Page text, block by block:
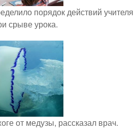
порядок действий учителя
срыве урока.
от медузы, рассказал врач.